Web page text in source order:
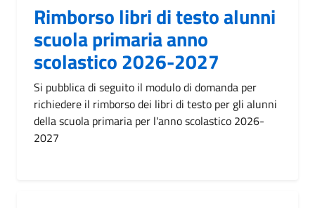
Rimborso libri di testo alunni
scuola primaria anno
scolastico 2026-2027
Si pubblica di seguito il modulo di domanda per
richiedere il rimborso dei libri di testo per gli alunni
della scuola primaria per l'anno scolastico 2026-
2027